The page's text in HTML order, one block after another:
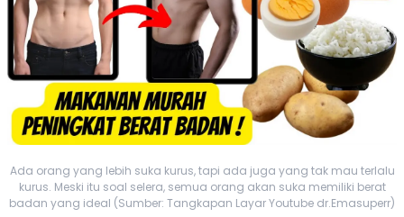
Ada orang yang lebih suka kurus, tapi ada juga yang tak mau terlalu
kurus. Meski itu soal selera, semua orang akan suka memiliki berat
badan yang ideal (Sumber: Tangkapan Layar Youtube dr.Emasuperr)